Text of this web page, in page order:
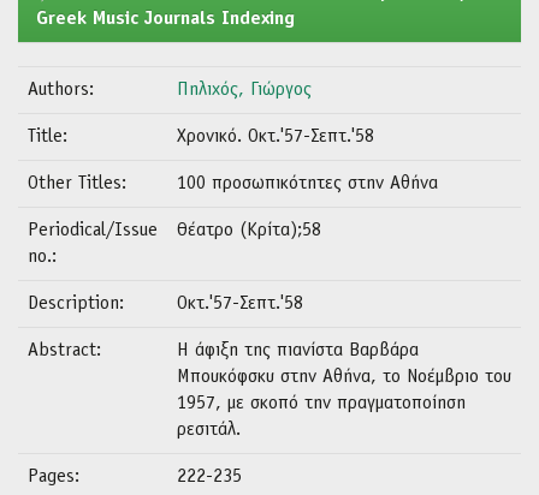
Greek Music Journals Indexing
Authors: Πηλιχός, Γιώργος
Title: Χρονικό. Οκτ.'57-Σεπτ.'58
Other Titles: 100 προσωπικότητες στην Αθήνα
Periodical/Issue
no.:
Θέατρο (Κρίτα);58
Description: Οκτ.'57-Σεπτ.'58
Abstract:
Η άφιξη της πιανίστα Βαρβάρα
Μπουκόφσκυ στην Αθήνα, το Νοέμβριο του
1957, με σκοπό την πραγματοποίηση
ρεσιτάλ.
Pages: 222-235